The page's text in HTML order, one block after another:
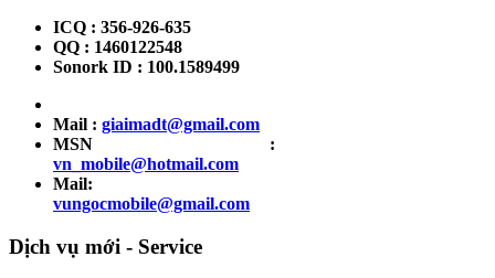
ICQ : 356-926-635
QQ : 1460122548
Sonork ID : 100.1589499
Mail : giaimadt@gmail.com
MSN :
vn_mobile@hotmail.com
Mail:
vungocmobile@gmail.com
Dịch vụ mới - Service